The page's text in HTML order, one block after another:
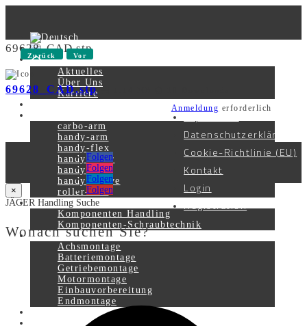
Aktuelles
Über Uns
Karriere
carbo-arm
handy-arm
handy-flex
handy-lever
handy-lift
handy-smove
roller-unit
Komponenten
Komponenten Handling
Komponenten-Schraubtechnik
Systemlösungen
Achsmontage
Batteriemontage
Getriebemontage
Motormontage
Einbauvorbereitung
Endmontage
69628_CAD.stp
Zurück Vor
69628_CAD.stp
Anmeldung erforderlich
Folgen
Folgen
Folgen
Folgen
Impressum
Datenschutzerklärung
Cookie-Richtlinie (EU)
Kontakt
Login
Registration
×
JÄGER Handling Suche
Wonach suchen Sie?